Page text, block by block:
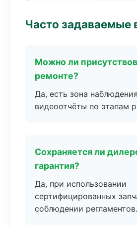
Часто задаваемые
Можно ли
ремонте?
Да, есть зона
видеоотчёты по этапам
Сохраняется ли
гарантия?
Да, при использовании
сертифицированных
соблюдении регламентов.